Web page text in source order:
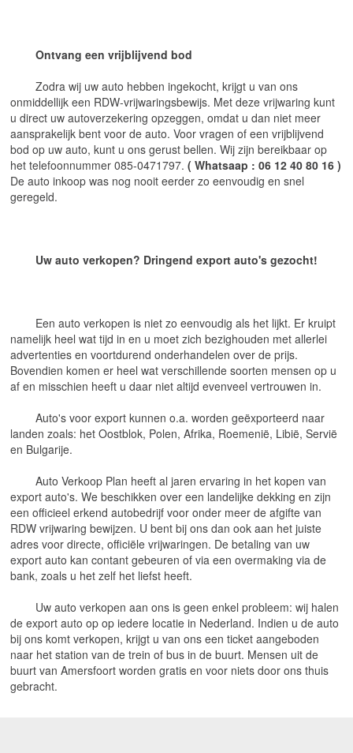
Ontvang een vrijblijvend bod
	Zodra wij uw auto hebben ingekocht, krijgt u van ons
onmiddellijk een RDW-vrijwaringsbewijs. Met deze vrijwaring kunt
u direct uw autoverzekering opzeggen, omdat u dan niet meer
aansprakelijk bent voor de auto. Voor vragen of een vrijblijvend
bod op uw auto, kunt u ons gerust bellen. Wij zijn bereikbaar op
het telefoonnummer 085-0471797. ( Whatsaap : 06 12 40 80 16 )
De auto inkoop was nog nooit eerder zo eenvoudig en snel
geregeld.
Uw auto verkopen? Dringend export auto's gezocht!
namelijk heel wat tijd in en u moet zich bezighouden met allerlei
advertenties en voortdurend onderhandelen over de prijs.
Bovendien komen er heel wat verschillende soorten mensen op u
af en misschien heeft u daar niet altijd evenveel vertrouwen in.
	Auto's voor export kunnen o.a. worden geëxporteerd naar
landen zoals: het Oostblok, Polen, Afrika, Roemenië, Libië, Servië
en Bulgarije.
	Auto Verkoop Plan heeft al jaren ervaring in het kopen van
export auto's. We beschikken over een landelijke dekking en zijn
een officieel erkend autobedrijf voor onder meer de afgifte van
RDW vrijwaring bewijzen. U bent bij ons dan ook aan het juiste
adres voor directe, officiële vrijwaringen. De betaling van uw
export auto kan contant gebeuren of via een overmaking via de
bank, zoals u het zelf het liefst heeft.
de export auto op op iedere locatie in Nederland. Indien u de auto
bij ons komt verkopen, krijgt u van ons een ticket aangeboden
naar het station van de trein of bus in de buurt. Mensen uit de
buurt van Amersfoort worden gratis en voor niets door ons thuis
gebracht.